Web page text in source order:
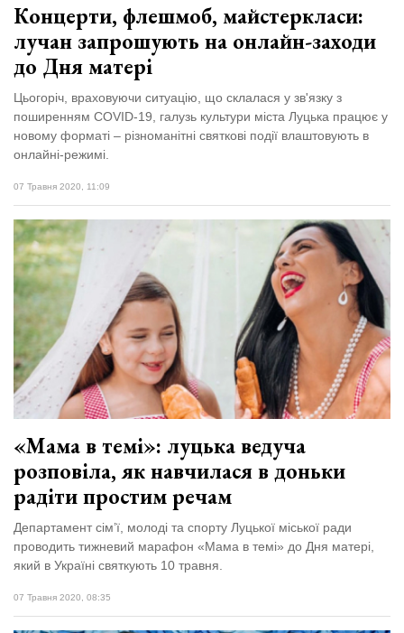
Концерти, флешмоб, майстеркласи:
лучан запрошують на онлайн-заходи
до Дня матері
Цьогоріч, враховуючи ситуацію, що склалася у зв'язку з
поширенням COVID-19, галузь культури міста Луцька працює у
новому форматі – різноманітні святкові події влаштовують в
онлайні-режимі.
07 Травня 2020, 11:09
«Мама в темі»: луцька ведуча
розповіла, як навчилася в доньки
радіти простим речам
Департамент сім’ї, молоді та спорту Луцької міської ради
проводить тижневий марафон «Мама в темі» до Дня матері,
який в Україні святкують 10 травня.
07 Травня 2020, 08:35